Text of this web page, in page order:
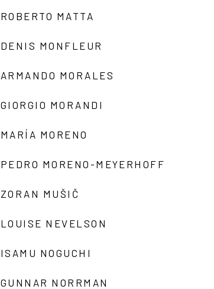
ROBERTO MATTA
DENIS MONFLEUR
ARMANDO MORALES
GIORGIO MORANDI
MARÍA MORENO
PEDRO MORENO-MEYERHOFF
ZORAN MUŠIČ
LOUISE NEVELSON
ISAMU NOGUCHI
GUNNAR NORRMAN